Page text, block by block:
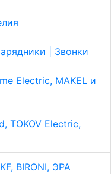
| Звонки
Electric, MAKEL и
TOKOV Electric,
BIRONI, ЭРА